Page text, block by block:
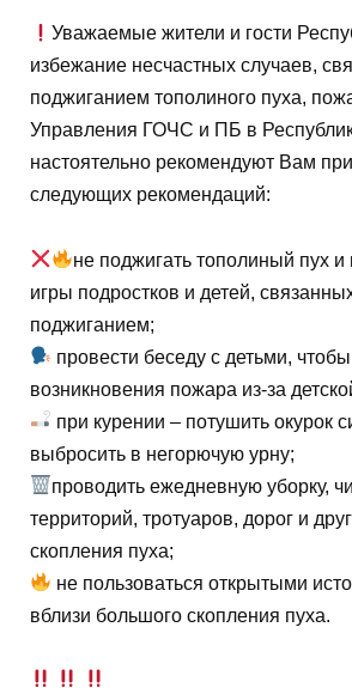
Уважаемые жители и гости
избежание несчастных случаев,
поджиганием тополиного пуха,
Управления ГОЧС и ПБ в
настоятельно рекомендуют Вам
следующих рекомендаций:
не поджигать тополиный пух
игры подростков и детей,
поджиганием;
провести беседу с детьми,
возникновения пожара из-за
при курении – потушить окурок
выбросить в негорючую урну;
проводить ежедневную уборку,
территорий, тротуаров, дорог и
скопления пуха;
не пользоваться открытыми
вблизи большого скопления пуха.